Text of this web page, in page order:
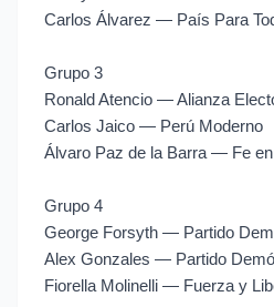
Carlos Álvarez — País Para
Grupo 3
Ronald Atencio — Alianza
Carlos Jaico — Perú Moderno
Álvaro Paz de la Barra — Fe
Grupo 4
George Forsyth — Partido
Alex Gonzales — Partido
Fiorella Molinelli — Fuerza y